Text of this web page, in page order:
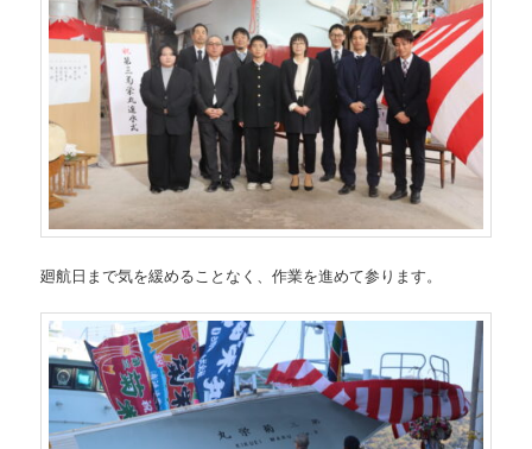
廻航日まで気を緩めることなく、作業を進めて参ります。